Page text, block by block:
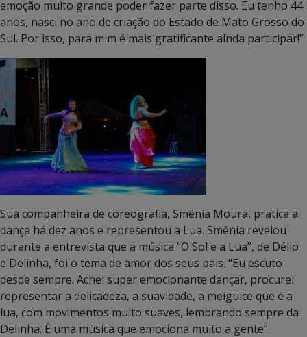
emoção muito grande poder fazer parte disso. Eu tenho 44
anos, nasci no ano de criação do Estado de Mato Grosso do
Sul. Por isso, para mim é mais gratificante ainda participar!”
Sua companheira de coreografia, Smênia Moura, pratica a
dança há dez anos e representou a Lua. Smênia revelou
durante a entrevista que a música “O Sol e a Lua”, de Délio
e Delinha, foi o tema de amor dos seus pais. “Eu escuto
desde sempre. Achei super emocionante dançar, procurei
representar a delicadeza, a suavidade, a meiguice que é a
lua, com movimentos muito suaves, lembrando sempre da
Delinha. É uma música que emociona muito a gente”.